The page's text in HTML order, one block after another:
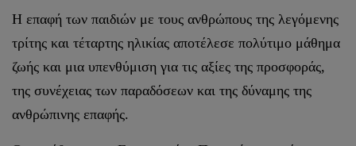
Η επαφή των παιδιών με τους ανθρώπους της λεγόμενης
τρίτης και τέταρτης ηλικίας αποτέλεσε πολύτιμο μάθημα
ζωής και μια υπενθύμιση για τις αξίες της προσφοράς,
της συνέχειας των παραδόσεων και της δύναμης της
ανθρώπινης επαφής.